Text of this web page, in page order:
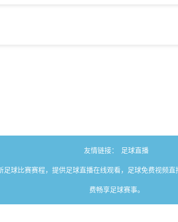
友情链接： 足球直播
球比赛赛程，提供足球直播在线观看，足球免费视频
费畅享足球赛事。